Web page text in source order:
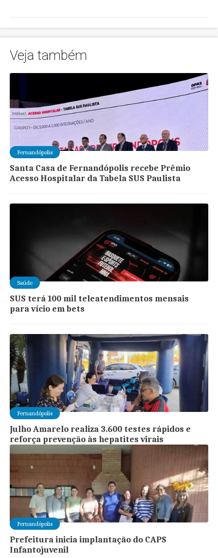
Veja também
Fernandópolis
Santa Casa de Fernandópolis recebe Prêmio
Acesso Hospitalar da Tabela SUS Paulista
Saúde
SUS terá 100 mil teleatendimentos mensais
para vício em bets
Fernandópolis
Julho Amarelo realiza 3.600 testes rápidos e
reforça prevenção às hepatites virais
Fernandópolis
Prefeitura inicia implantação do CAPS
Infantojuvenil